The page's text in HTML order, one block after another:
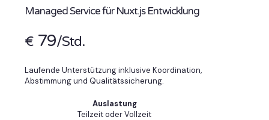
Managed Service für Nuxt.js Entwicklung
€ 79/Std.
Laufende Unterstützung inklusive Koordination,
Abstimmung und Qualitätssicherung.
Auslastung
Teilzeit oder Vollzeit